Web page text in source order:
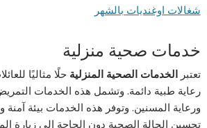
شغالات اوغنديات بالشهر
خدمات صحية منزلية
تعتبرالخدمات الصحية المنزلية حلًا مثاليًا
رعاية طبية دائمة. وتشمل هذه الخدمات
ورعاية المسنين. وتوفر هذه الخدمات بيئة
تحسين الحالة الصحية دون الحاجة إلى زيارة